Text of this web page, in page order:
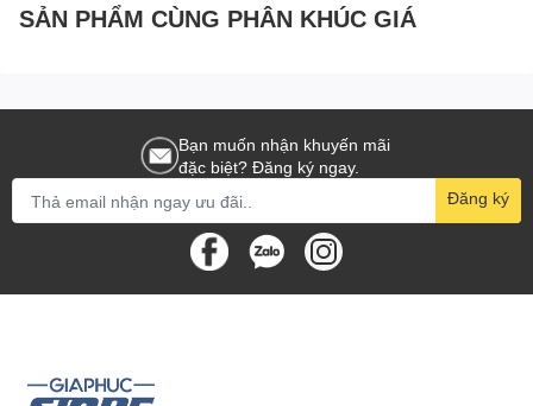
SẢN PHẨM CÙNG PHÂN KHÚC GIÁ
Bạn muốn nhận khuyến mãi
đặc biệt? Đăng ký ngay.
Đăng ký